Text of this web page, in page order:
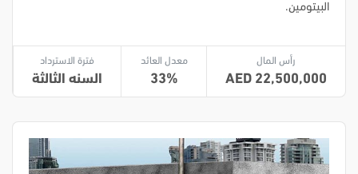
البيتومين.
رأس المال
22,500,000
معدل العائد
33
فترة الاسترداد
السنه الثالثة